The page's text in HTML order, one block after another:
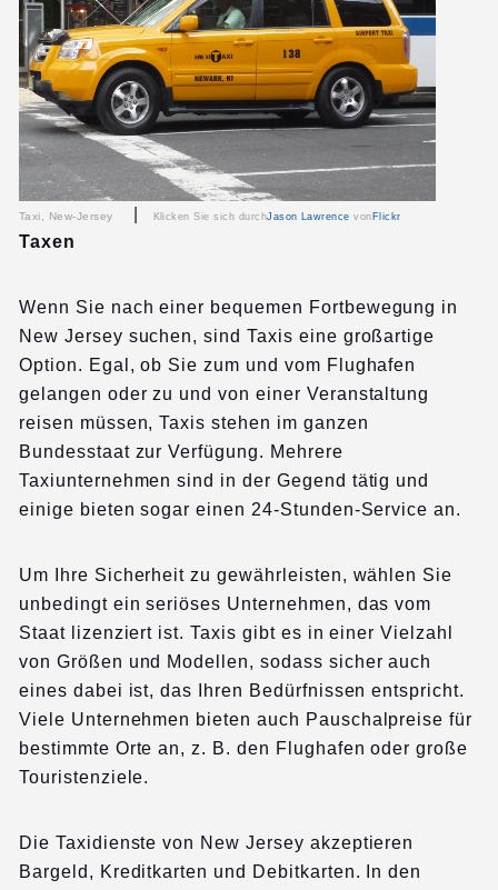
Taxi, New-Jersey Klicken Sie sich durchJason Lawrence von Flickr
Taxen
Wenn Sie nach einer bequemen Fortbewegung in
New Jersey suchen, sind Taxis eine großartige
Option. Egal, ob Sie zum und vom Flughafen
gelangen oder zu und von einer Veranstaltung
reisen müssen, Taxis stehen im ganzen
Bundesstaat zur Verfügung. Mehrere
Taxiunternehmen sind in der Gegend tätig und
einige bieten sogar einen 24-Stunden-Service an.
Um Ihre Sicherheit zu gewährleisten, wählen Sie
unbedingt ein seriöses Unternehmen, das vom
Staat lizenziert ist. Taxis gibt es in einer Vielzahl
von Größen und Modellen, sodass sicher auch
eines dabei ist, das Ihren Bedürfnissen entspricht.
Viele Unternehmen bieten auch Pauschalpreise für
bestimmte Orte an, z. B. den Flughafen oder große
Touristenziele.
Die Taxidienste von New Jersey akzeptieren
Bargeld, Kreditkarten und Debitkarten. In den